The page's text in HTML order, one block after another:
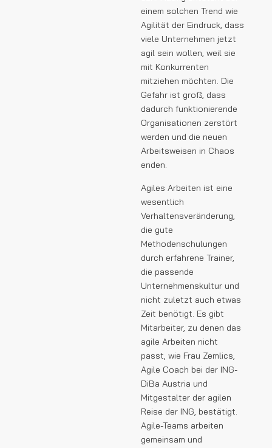
einem solchen Trend wie
Agilität der Eindruck, dass
viele Unternehmen jetzt
agil sein wollen, weil sie
mit Konkurrenten
mitziehen möchten. Die
Gefahr ist groß, dass
dadurch funktionierende
Organisationen zerstört
werden und die neuen
Arbeitsweisen in Chaos
enden.
Agiles Arbeiten ist eine
wesentlich
Verhaltensveränderung,
die gute
Methodenschulungen
durch erfahrene Trainer,
die passende
Unternehmenskultur und
nicht zuletzt auch etwas
Zeit benötigt. Es gibt
Mitarbeiter, zu denen das
agile Arbeiten nicht
passt, wie Frau Zemlics,
Agile Coach bei der ING-
DiBa Austria und
Mitgestalter der agilen
Reise der ING, bestätigt.
Agile-Teams arbeiten
gemeinsam und